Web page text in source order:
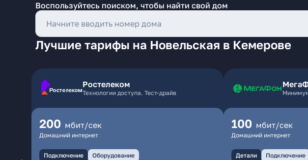
Воспользуйтесь поиском, чтобы найти свой дом
Лучшие тарифы на Новельская в Кемерове
Ростелеком
Технологии доступа. Тест-драйв
200 мбит/сек
Домашний интернет
Подключение Оборудование
100 мбит/сек
Домашний интернет
Детали Подключение